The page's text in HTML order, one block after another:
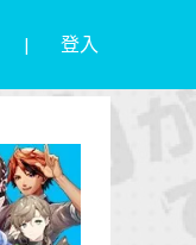
登入